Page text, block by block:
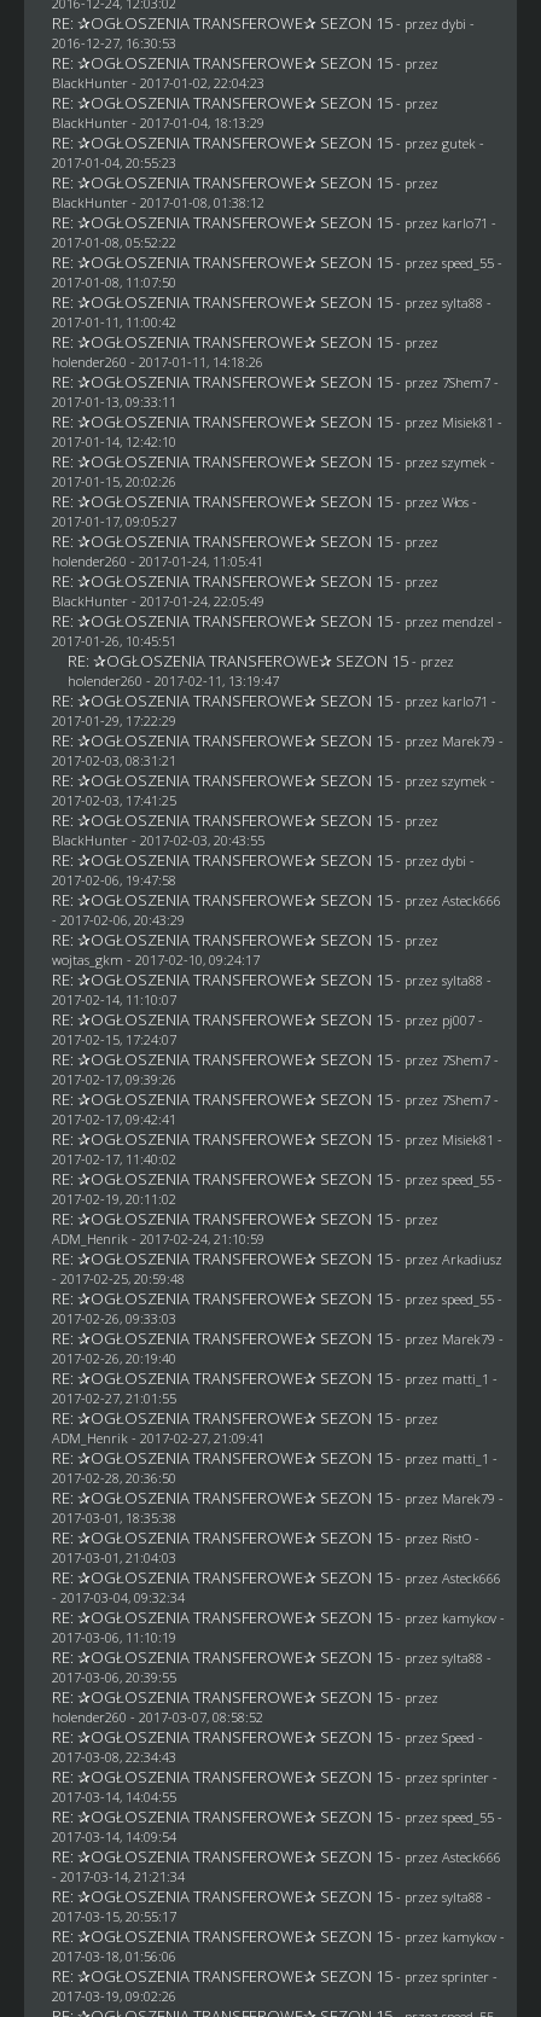
RE: ✰OGŁOSZENIA TRANSFEROWE✰ SEZON 15 - przez dybi -
2016-12-27, 16:30:53
RE: ✰OGŁOSZENIA TRANSFEROWE✰ SEZON 15 - przez
BlackHunter- 2017-01-02, 22:04:23
RE: ✰OGŁOSZENIA TRANSFEROWE✰ SEZON 15 - przez
BlackHunter- 2017-01-04, 18:13:29
RE: ✰OGŁOSZENIA TRANSFEROWE✰ SEZON 15 - przez gutek-
2017-01-04, 20:55:23
RE: ✰OGŁOSZENIA TRANSFEROWE✰ SEZON 15 - przez
BlackHunter- 2017-01-08, 01:38:12
RE: ✰OGŁOSZENIA TRANSFEROWE✰ SEZON 15 - przez karlo71 -
2017-01-08, 05:52:22
RE: ✰OGŁOSZENIA TRANSFEROWE✰ SEZON 15 - przez speed_55 -
2017-01-08, 11:07:50
RE: ✰OGŁOSZENIA TRANSFEROWE✰ SEZON 15 - przez sylta88 -
2017-01-11, 11:00:42
RE: ✰OGŁOSZENIA TRANSFEROWE✰ SEZON 15 - przez
holender260 - 2017-01-11, 14:18:26
RE: ✰OGŁOSZENIA TRANSFEROWE✰ SEZON 15 - przez 7Shem7-
2017-01-13, 09:33:11
RE: ✰OGŁOSZENIA TRANSFEROWE✰ SEZON 15 - przez Misiek81 -
2017-01-14, 12:42:10
RE: ✰OGŁOSZENIA TRANSFEROWE✰ SEZON 15 - przez szymek-
2017-01-15, 20:02:26
RE: ✰OGŁOSZENIA TRANSFEROWE✰ SEZON 15 - przez Włos-
2017-01-17, 09:05:27
RE: ✰OGŁOSZENIA TRANSFEROWE✰ SEZON 15 - przez
holender260 - 2017-01-24, 11:05:41
RE: ✰OGŁOSZENIA TRANSFEROWE✰ SEZON 15 - przez
BlackHunter- 2017-01-24, 22:05:49
RE: ✰OGŁOSZENIA TRANSFEROWE✰ SEZON 15 - przez mendzel -
2017-01-26, 10:45:51
RE: ✰OGŁOSZENIA TRANSFEROWE✰ SEZON 15 - przez
holender260 - 2017-02-11, 13:19:47
RE: ✰OGŁOSZENIA TRANSFEROWE✰ SEZON 15 - przez karlo71 -
2017-01-29, 17:22:29
RE: ✰OGŁOSZENIA TRANSFEROWE✰ SEZON 15 - przez Marek79 -
2017-02-03, 08:31:21
RE: ✰OGŁOSZENIA TRANSFEROWE✰ SEZON 15 - przez szymek-
2017-02-03, 17:41:25
RE: ✰OGŁOSZENIA TRANSFEROWE✰ SEZON 15 - przez
BlackHunter- 2017-02-03, 20:43:55
RE: ✰OGŁOSZENIA TRANSFEROWE✰ SEZON 15 - przez dybi -
2017-02-06, 19:47:58
RE: ✰OGŁOSZENIA TRANSFEROWE✰ SEZON 15 - przez Asteck666
- 2017-02-06, 20:43:29
RE: ✰OGŁOSZENIA TRANSFEROWE✰ SEZON 15 - przez
wojtas_gkm - 2017-02-10, 09:24:17
RE: ✰OGŁOSZENIA TRANSFEROWE✰ SEZON 15 - przez sylta88 -
2017-02-14, 11:10:07
RE: ✰OGŁOSZENIA TRANSFEROWE✰ SEZON 15 - przez pj007-
2017-02-15, 17:24:07
RE: ✰OGŁOSZENIA TRANSFEROWE✰ SEZON 15 - przez 7Shem7-
2017-02-17, 09:39:26
RE: ✰OGŁOSZENIA TRANSFEROWE✰ SEZON 15 - przez 7Shem7-
2017-02-17, 09:42:41
RE: ✰OGŁOSZENIA TRANSFEROWE✰ SEZON 15 - przez Misiek81 -
2017-02-17, 11:40:02
RE: ✰OGŁOSZENIA TRANSFEROWE✰ SEZON 15 - przez speed_55 -
2017-02-19, 20:11:02
RE: ✰OGŁOSZENIA TRANSFEROWE✰ SEZON 15 - przez
ADM_Henrik- 2017-02-24, 21:10:59
RE: ✰OGŁOSZENIA TRANSFEROWE✰ SEZON 15 - przez Arkadiusz
- 2017-02-25, 20:59:48
RE: ✰OGŁOSZENIA TRANSFEROWE✰ SEZON 15 - przez speed_55 -
2017-02-26, 09:33:03
RE: ✰OGŁOSZENIA TRANSFEROWE✰ SEZON 15 - przez Marek79 -
2017-02-26, 20:19:40
RE: ✰OGŁOSZENIA TRANSFEROWE✰ SEZON 15 - przez matti_1 -
2017-02-27, 21:01:55
RE: ✰OGŁOSZENIA TRANSFEROWE✰ SEZON 15 - przez
ADM_Henrik- 2017-02-27, 21:09:41
RE: ✰OGŁOSZENIA TRANSFEROWE✰ SEZON 15 - przez matti_1 -
2017-02-28, 20:36:50
RE: ✰OGŁOSZENIA TRANSFEROWE✰ SEZON 15 - przez Marek79 -
2017-03-01, 18:35:38
RE: ✰OGŁOSZENIA TRANSFEROWE✰ SEZON 15 - przez RistO-
2017-03-01, 21:04:03
RE: ✰OGŁOSZENIA TRANSFEROWE✰ SEZON 15 - przez Asteck666
- 2017-03-04, 09:32:34
RE: ✰OGŁOSZENIA TRANSFEROWE✰ SEZON 15 - przez kamykov-
2017-03-06, 11:10:19
RE: ✰OGŁOSZENIA TRANSFEROWE✰ SEZON 15 - przez sylta88 -
2017-03-06, 20:39:55
RE: ✰OGŁOSZENIA TRANSFEROWE✰ SEZON 15 - przez
holender260 - 2017-03-07, 08:58:52
RE: ✰OGŁOSZENIA TRANSFEROWE✰ SEZON 15 - przez Speed -
2017-03-08, 22:34:43
RE: ✰OGŁOSZENIA TRANSFEROWE✰ SEZON 15 - przez sprinter -
2017-03-14, 14:04:55
RE: ✰OGŁOSZENIA TRANSFEROWE✰ SEZON 15 - przez speed_55 -
2017-03-14, 14:09:54
RE: ✰OGŁOSZENIA TRANSFEROWE✰ SEZON 15 - przez Asteck666
- 2017-03-14, 21:21:34
RE: ✰OGŁOSZENIA TRANSFEROWE✰ SEZON 15 - przez sylta88 -
2017-03-15, 20:55:17
RE: ✰OGŁOSZENIA TRANSFEROWE✰ SEZON 15 - przez kamykov-
2017-03-18, 01:56:06
RE: ✰OGŁOSZENIA TRANSFEROWE✰ SEZON 15 - przez sprinter -
2017-03-19, 09:02:26